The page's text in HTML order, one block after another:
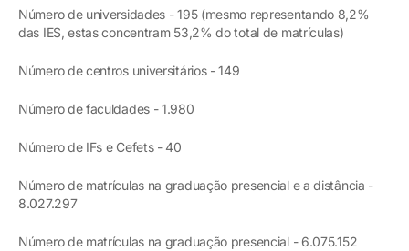
Número de universidades - 195 (mesmo representando 8,2%
das IES, estas concentram 53,2% do total de matrículas)
Número de centros universitários - 149
Número de faculdades - 1.980
Número de IFs e Cefets - 40
Número de matrículas na graduação presencial e a distância -
8.027.297
Número de matrículas na graduação presencial - 6.075.152